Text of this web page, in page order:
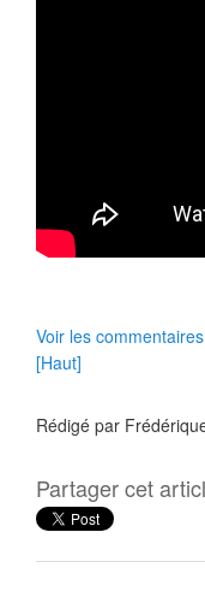
Voir les commentaires
[Haut]
Rédigé par
Partager cet